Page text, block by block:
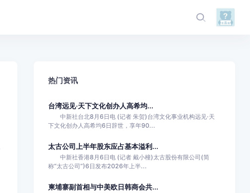
热门资讯
台湾远见·天下文化创办人高希均...
中新社台北8月6日电 (记者 朱贺)台湾文化事业机构远见·天
下文化创办人高希均6日辞世，享年90...
太古公司上半年股东应占基本溢利...
中新社香港8月6日电 (记者 戴小橦)太古股份有限公司(简
称“太古公司”)6日发布2026年上半...
柬埔寨副首相与中美欧日韩商会共...